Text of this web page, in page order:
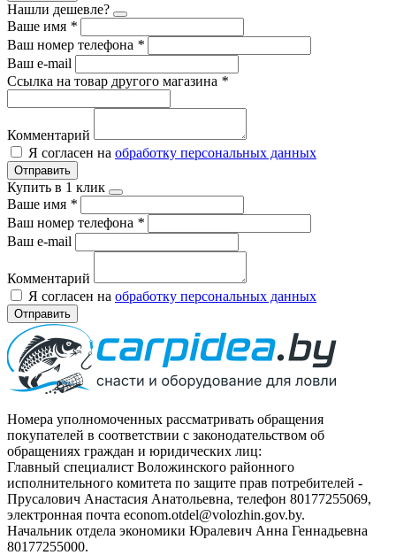
Нашли дешевле?
Ваше имя *
Ваш номер телефона *
Ваш e-mail
Ссылка на товар другого магазина *
Комментарий
Я согласен на обработку персональных данных
Отправить
Купить в 1 клик
Ваше имя *
Ваш номер телефона *
Ваш e-mail
Комментарий
Я согласен на обработку персональных данных
Отправить
Номера уполномоченных рассматривать обращения
покупателей в соответствии с законодательством об
обращениях граждан и юридических лиц:
Главный специалист Воложинского районного
исполнительного комитета по защите прав потребителей -
Прусалович Анастасия Анатольевна, телефон 80177255069,
электронная почта econom.otdel@volozhin.gov.by.
Начальник отдела экономики Юралевич Анна Геннадьевна
80177255000.